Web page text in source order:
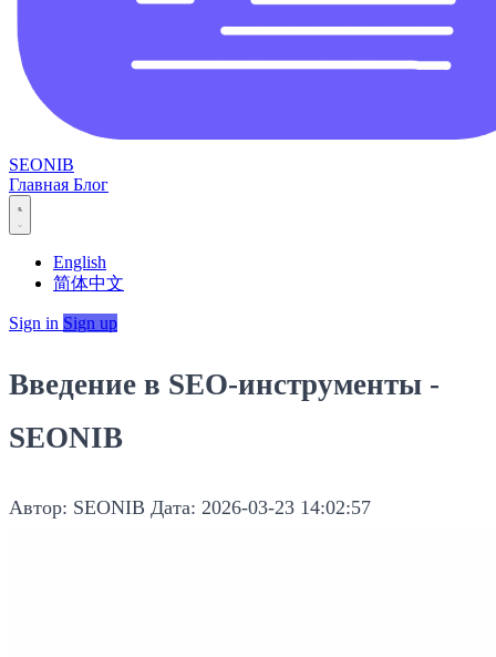
SEONIB
Главная Блог
English
简体中文
Sign in Sign up
Введение в SEO-инструменты -
SEONIB
Автор: SEONIB Дата: 2026-03-23 14:02:57